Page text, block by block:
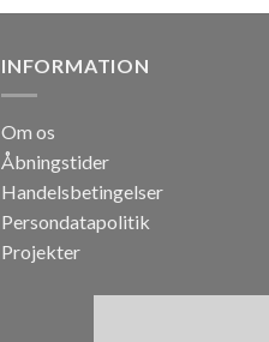
INFORMATION
Om os
Åbningstider
Handelsbetingelser
Persondatapolitik
Projekter